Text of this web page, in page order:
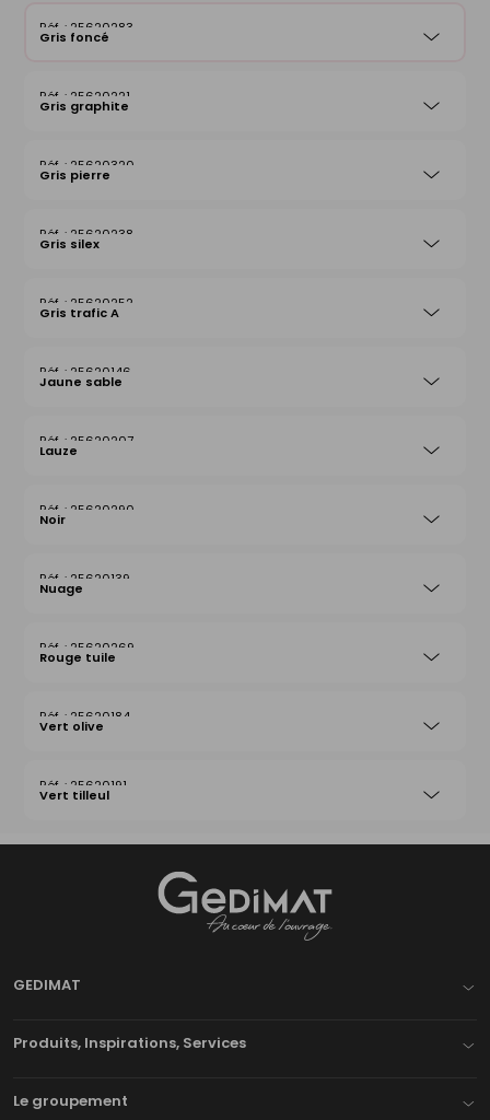
25620283
Gris foncé
25620221
Gris graphite
25620320
Gris pierre
25620238
Gris silex
25620252
Gris trafic A
25620146
Jaune sable
25620207
Lauze
25620290
Noir
25620139
Nuage
25620269
Rouge tuile
25620184
Vert olive
25620191
Vert tilleul
GEDIMAT
Produits, Inspirations, Services
Le groupement